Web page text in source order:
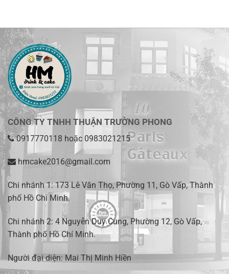
CÔNG TY TNHH THUẬN TRƯỜNG PHONG
0917770118 hoặc 0983021215
hmcake2016@gmail.com
Chi nhánh 1:173 Lê Văn Thọ, Phường 11, Gò Vấp, Thành
phố Hồ Chí Minh.
Chi nhánh 2: 4 Nguyễn Duy Cung, Phường 12, Gò Vấp,
Thành phố Hồ Chí Minh.
Người đại diện: Mai Thị Minh Hiền